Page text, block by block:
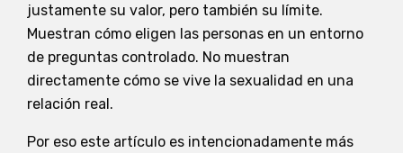
justamente su valor, pero también su límite.
Muestran cómo eligen las personas en un entorno
de preguntas controlado. No muestran
directamente cómo se vive la sexualidad en una
relación real.
Por eso este artículo es intencionadamente más